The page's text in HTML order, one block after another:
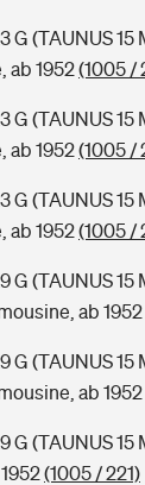
G (TAUNUS 15
ab 1952(1005 /
G (TAUNUS 15
ab 1952(1005 /
G (TAUNUS 15
ab 1952(1005 /
G (TAUNUS
ab 1952
G (TAUNUS
ab 1952
G (TAUNUS 15
(1005 / 221)